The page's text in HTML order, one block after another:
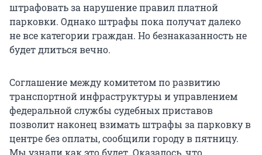
штрафовать за нарушение правил платной
парковки. Однако штрафы пока получат далеко
не все категории граждан. Но безнаказанность не
будет длиться вечно.
Соглашение между комитетом по развитию
транспортной инфраструктуры и управлением
федеральной службы судебных приставов
позволит наконец взимать штрафы за парковку в
центре без оплаты, сообщили городу в пятницу.
Мы узнали как это будет. Оказалось, что